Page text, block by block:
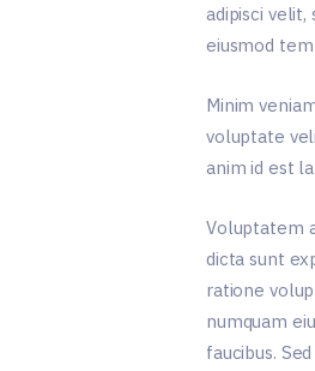
adipisci
eiusmod
Minim
voluptate
anim id est
Voluptatem
dicta sunt
ratione
numquam
faucibus.